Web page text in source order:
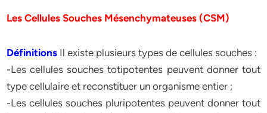
Les Cellules Souches Mésenchymateuses (CSM)
Définitions Il existe plusieurs types de cellules souches :
-Les cellules souches totipotentes peuvent donner tout
type cellulaire et reconstituer un organisme entier ;
-Les cellules souches pluripotentes peuvent donner tout